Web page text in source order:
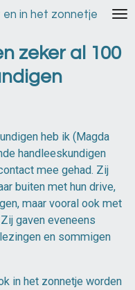
en in het zonnetje
zeker al 100
heb ik (Magda
handleeskundigen
mee gehad. Zij
buiten met hun drive,
maar vooral ook met
gaven eveneens
en sommigen
in het zonnetje worden